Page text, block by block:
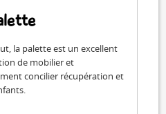
la palette est un excellent
de mobilier et
concilier récupération et